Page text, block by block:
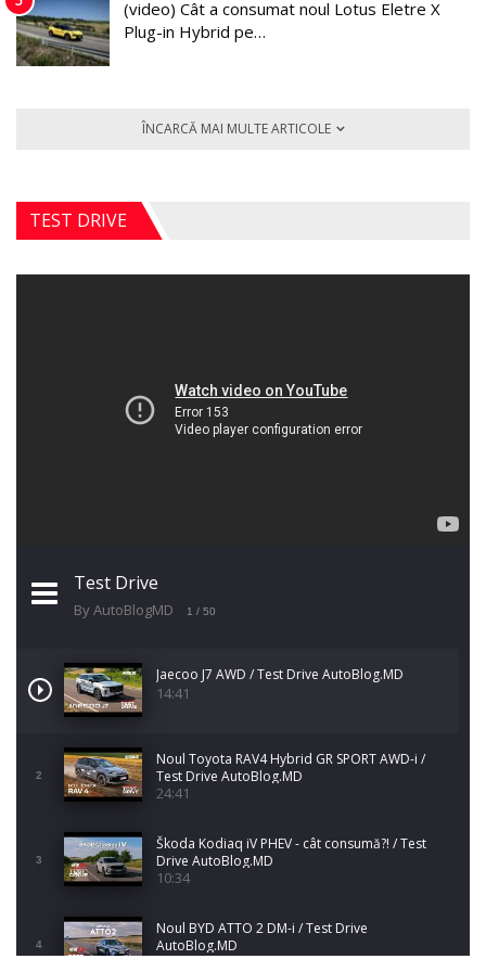
(video) Cât a consumat noul Lotus Eletre X
Plug-in Hybrid pe…
ÎNCARCĂ MAI MULTE ARTICOLE
TEST DRIVE
Test Drive
By AutoBlogMD 1 / 50
Jaecoo J7 AWD / Test Drive AutoBlog.MD
14:41
2
Noul Toyota RAV4 Hybrid GR SPORT AWD-i /
Test Drive AutoBlog.MD
24:41
3
Škoda Kodiaq iV PHEV - cât consumă?! / Test
Drive AutoBlog.MD
10:34
4
Noul BYD ATTO 2 DM-i / Test Drive
AutoBlog.MD
17:35